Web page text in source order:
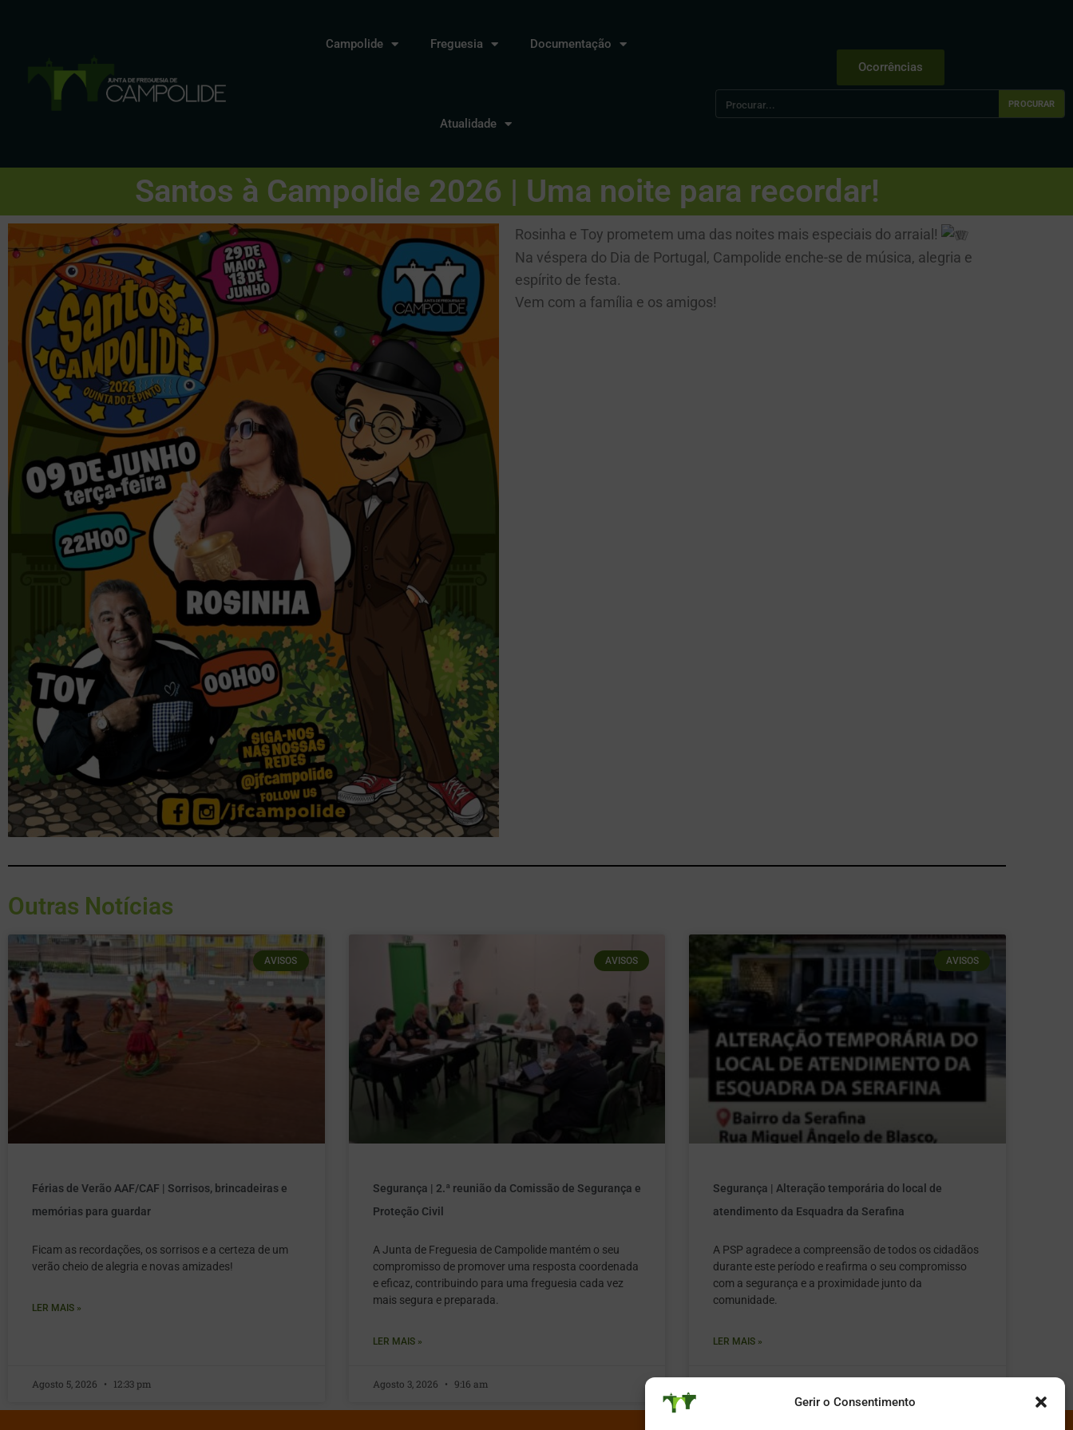
Gerir o Consentimento
Campolide Freguesia Documentação
Atualidade
Ocorrências
PROCURAR
Santos à Campolide 2026 | Uma noite para recordar!
Rosinha e Toy prometem uma das noites mais especiais do arraial!
Na véspera do Dia de Portugal, Campolide enche-se de música, alegria e
espírito de festa.
Vem com a família e os amigos!
Outras Notícias
AVISOS
Férias de Verão AAF/CAF | Sorrisos, brincadeiras e
memórias para guardar
Ficam as recordações, os sorrisos e a certeza de um
verão cheio de alegria e novas amizades!
LER MAIS »
Agosto 5, 2026 12:33 pm
AVISOS
Segurança | 2.ª reunião da Comissão de Segurança e
Proteção Civil
A Junta de Freguesia de Campolide mantém o seu
compromisso de promover uma resposta coordenada
e eficaz, contribuindo para uma freguesia cada vez
mais segura e preparada.
LER MAIS »
Agosto 3, 2026 9:16 am
AVISOS
Segurança | Alteração temporária do local de
atendimento da Esquadra da Serafina
A PSP agradece a compreensão de todos os cidadãos
durante este período e reafirma o seu compromisso
com a segurança e a proximidade junto da
comunidade.
LER MAIS »